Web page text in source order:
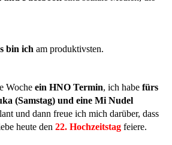
bin ich am produktivsten.
Woche ein HNO Termin, ich habe fürs
(Samstag) und eine Mi Nudel
und dann freue ich mich darüber, dass
heute den 22. Hochzeitstag feiere.